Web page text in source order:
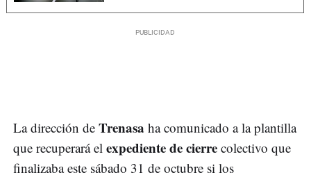
La dirección de Trenasa ha comunicado a la plantilla
que recuperará el expediente de cierre colectivo que
finalizaba este sábado 31 de octubre si los